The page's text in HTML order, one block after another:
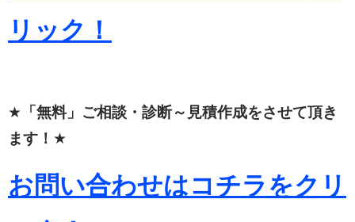
リック！
★ 「無料」ご相談・診断～見積作成をさせて頂き
ます！ ★
お問い合わせはコチラをクリ